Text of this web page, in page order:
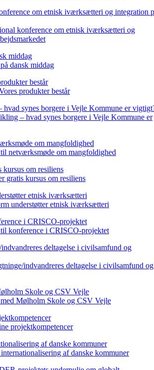
konference om etnisk iværksætteri og
dansk middag
produkter består
– hvad synes borgere i Vejle Kommune er
netværksmøde om mangfoldighed
gratis kursus om resiliens
understøtter etnisk iværksætteri
konference i CRISCO-projektet
indvandreres deltagelse i civilsamfund og
Mølholm Skole og CSV Vejle
projektkompetencer
af danske kommuner